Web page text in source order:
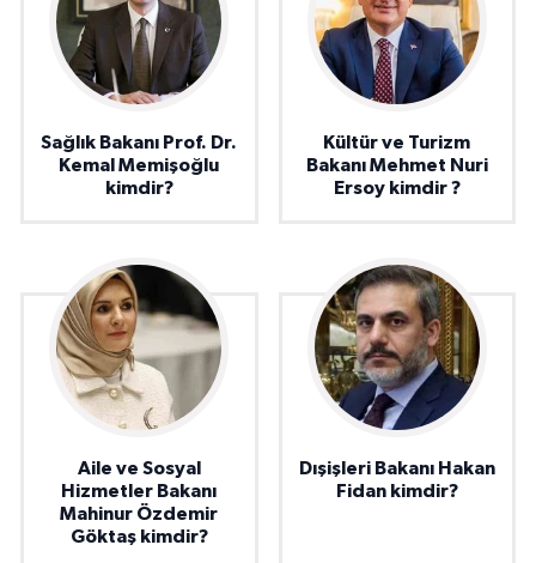
Sağlık Bakanı Prof. Dr.
Kemal Memişoğlu
kimdir?
Kültür ve Turizm
Bakanı Mehmet Nuri
Ersoy kimdir ?
Aile ve Sosyal
Hizmetler Bakanı
Mahinur Özdemir
Göktaş kimdir?
Dışişleri Bakanı Hakan
Fidan kimdir?